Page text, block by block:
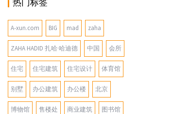
热门标签
A-xun.com BIG mad zaha
ZAHA HADID 扎哈·哈迪德 中国 会所
住宅 住宅建筑 住宅设计 体育馆
别墅 办公建筑 办公楼 北京
博物馆 售楼处 商业建筑 图书馆